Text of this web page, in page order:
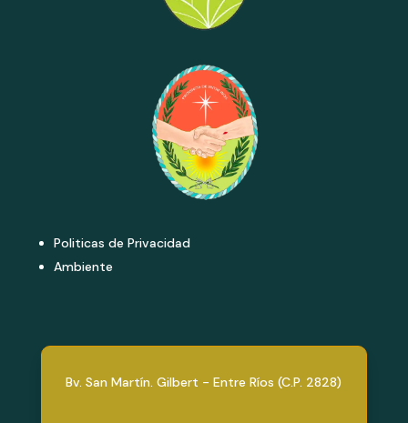
Politicas de Privacidad
Ambiente
Bv. San Martín. Gilbert - Entre Ríos (C.P. 2828)